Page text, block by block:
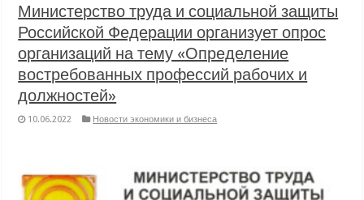
Министерство труда и социальной защиты
Российской Федерации организует опрос
организаций на тему «Определение
востребованных профессий рабочих и
должностей»
10.06.2022 Новости экономики и бизнеса